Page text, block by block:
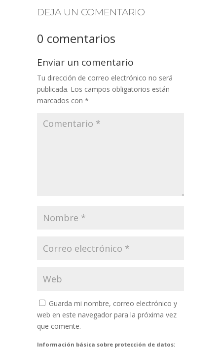
DEJA UN COMENTARIO
0 comentarios
Enviar un comentario
Tu dirección de correo electrónico no será
publicada. Los campos obligatorios están
marcados con *
Guarda mi nombre, correo electrónico y
web en este navegador para la próxima vez
que comente.
Información básica sobre protección de datos: